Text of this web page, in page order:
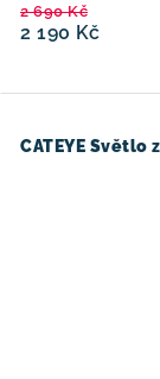
2 190 Kč
2 690 Kč
CATEYE Světlo